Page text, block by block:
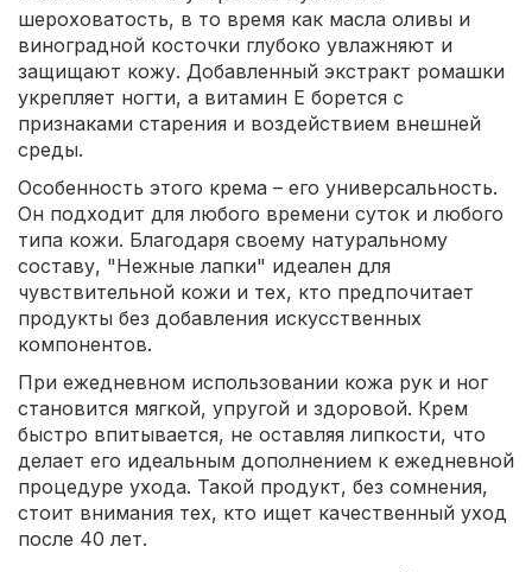
шероховатость, в то время как масла оливы и
виноградной косточки глубоко увлажняют и
защищают кожу. Добавленный экстракт ромашки
укрепляет ногти, а витамин E борется с
признаками старения и воздействием внешней
среды.
Особенность этого крема – его универсальность.
Он подходит для любого времени суток и любого
типа кожи. Благодаря своему натуральному
составу, "Нежные лапки" идеален для
чувствительной кожи и тех, кто предпочитает
продукты без добавления искусственных
компонентов.
При ежедневном использовании кожа рук и ног
становится мягкой, упругой и здоровой. Крем
быстро впитывается, не оставляя липкости, что
делает его идеальным дополнением к ежедневной
процедуре ухода. Такой продукт, без сомнения,
стоит внимания тех, кто ищет качественный уход
после 40 лет.